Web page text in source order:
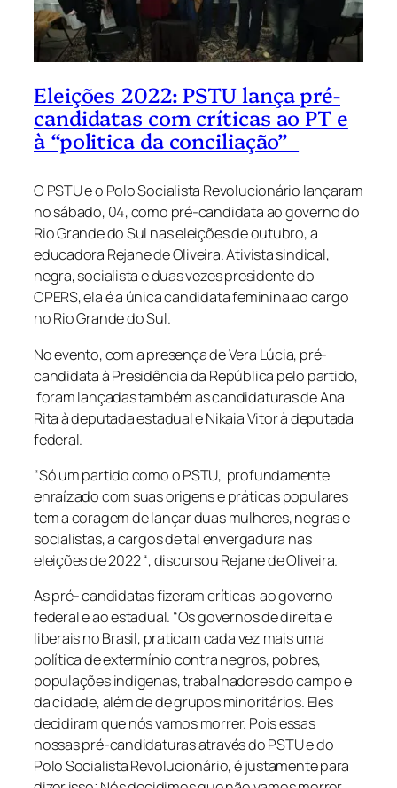
Eleições 2022: PSTU lança pré-
candidatas com críticas ao PT e
à “politica da conciliação”
O PSTU e o Polo Socialista Revolucionário lançaram
no sábado, 04, como pré-candidata ao governo do
Rio Grande do Sul nas eleições de outubro, a
educadora Rejane de Oliveira. Ativista sindical,
negra, socialista e duas vezes presidente do
CPERS, ela é a única candidata feminina ao cargo
no Rio Grande do Sul.
No evento, com a presença de Vera Lúcia, pré-
candidata à Presidência da República pelo partido,
foram lançadas também as candidaturas de Ana
Rita à deputada estadual e Nikaia Vitor à deputada
federal.
“Só um partido como o PSTU, profundamente
enraízado com suas origens e práticas populares
tem a coragem de lançar duas mulheres, negras e
socialistas, a cargos de tal envergadura nas
eleições de 2022 “, discursou Rejane de Oliveira.
As pré- candidatas fizeram críticas ao governo
federal e ao estadual. “Os governos de direita e
liberais no Brasil, praticam cada vez mais uma
política de extermínio contra negros, pobres,
populações indígenas, trabalhadores do campo e
da cidade, além de de grupos minoritários. Eles
decidiram que nós vamos morrer. Pois essas
nossas pré-candidaturas através do PSTU e do
Polo Socialista Revolucionário, é justamente para